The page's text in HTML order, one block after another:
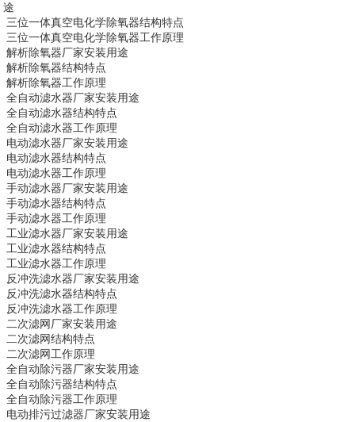
途
三位一体真空电化学除氧器结构特点
三位一体真空电化学除氧器工作原理
解析除氧器厂家安装用途
解析除氧器结构特点
解析除氧器工作原理
全自动滤水器厂家安装用途
全自动滤水器结构特点
全自动滤水器工作原理
电动滤水器厂家安装用途
电动滤水器结构特点
电动滤水器工作原理
手动滤水器厂家安装用途
手动滤水器结构特点
手动滤水器工作原理
工业滤水器厂家安装用途
工业滤水器结构特点
工业滤水器工作原理
反冲洗滤水器厂家安装用途
反冲洗滤水器结构特点
反冲洗滤水器工作原理
二次滤网厂家安装用途
二次滤网结构特点
二次滤网工作原理
全自动除污器厂家安装用途
全自动除污器结构特点
全自动除污器工作原理
电动排污过滤器厂家安装用途